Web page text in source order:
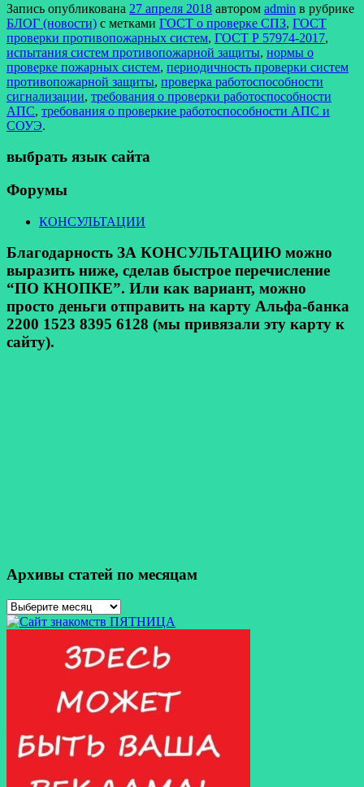
Запись опубликована 27 апреля 2018 автором admin в рубрике
БЛОГ (новости) с метками ГОСТ о проверке СПЗ, ГОСТ
проверки противопожарных систем, ГОСТ Р 57974-2017,
испытания систем противопожарной защиты, нормы о
проверке пожарных систем, периодичность проверки систем
противопожарной защиты, проверка работоспособности
сигнализации, требования о проверки работоспособности
АПС, требования о проверкие работоспособности АПС и
СОУЭ.
выбрать язык сайта
Форумы
КОНСУЛЬТАЦИИ
Благодарность ЗА КОНСУЛЬТАЦИЮ можно
выразить ниже, сделав быстрое перечисление
“ПО КНОПКЕ”. Или как вариант, можно
просто деньги отправить на карту Альфа-банка
2200 1523 8395 6128 (мы привязали эту карту к
сайту).
Архивы статей по месяцам
Архивы
статей